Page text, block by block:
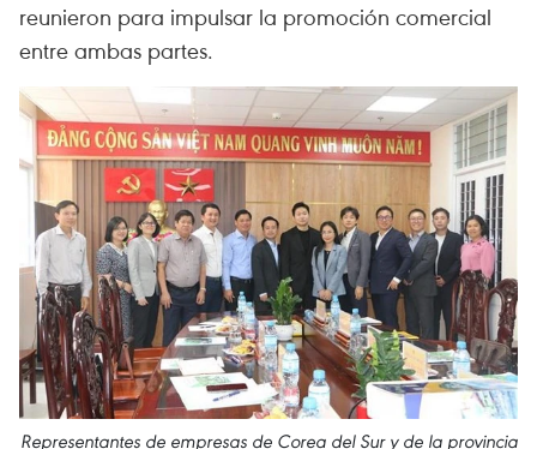
reunieron para impulsar la promoción comercial
entre ambas partes.
Representantes de empresas de Corea del Sur y de la provincia